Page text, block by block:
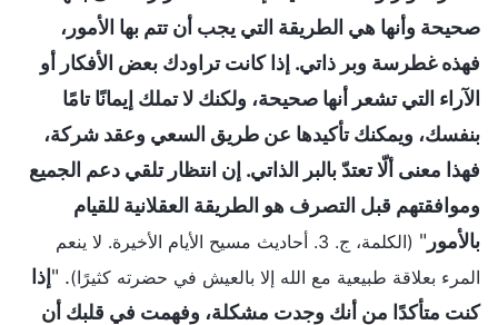
صحيحة وأنها هي الطريقة التي يجب أن تتم بها الأمور،
فهذه غطرسة وبر ذاتي. إذا كانت تراودك بعض الأفكار أو
الآراء التي تشعر أنها صحيحة، ولكنك لا تملك إيمانًا تامًا
بنفسك، ويمكنك تأكيدها عن طريق السعي وعقد شركة،
فهذا معنى ألّا تعتدّ بالبر الذاتي. إن انتظار تلقي دعم الجميع
وموافقتهم قبل التصرف هو الطريقة العقلانية للقيام
بالأمور "
(الكلمة، ج. 3. أحاديث مسيح الأيام الأخيرة. لا ينعم
المرء بعلاقة طبيعية مع الله إلا بالعيش في حضرته كثيرًا). "إذا
كنت متأكدًا من أنك وجدت مشكلة، وفهمت في قلبك أن